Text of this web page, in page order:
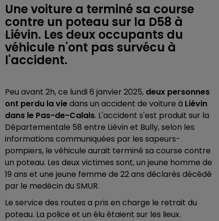
Une voiture a terminé sa course
contre un poteau sur la D58 à
Liévin. Les deux occupants du
véhicule n'ont pas survécu à
l'accident.
Peu avant 2h, ce lundi 6 janvier 2025, deux personnes
ont perdu la viedans un accident de voiture à Liévin
dans le Pas-de-Calais. L'accident s'est produit sur la
Départementale 58 entre Liévin et Bully, selon les
informations communiquées par les sapeurs-
pompiers, le véhicule aurait terminé sa course contre
un poteau. Les deux victimes sont, un jeune homme de
19 ans et une jeune femme de 22 ans déclarés décédé
par le medécin du SMUR.
Le service des routes a pris en charge le retrait du
poteau. La police et un élu étaient sur les lieux.